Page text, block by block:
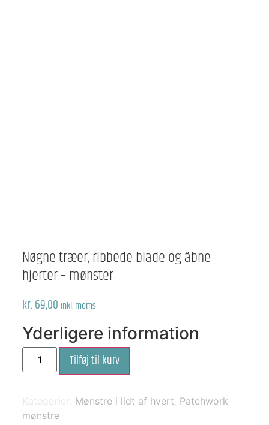
Nøgne træer, ribbede blade og åbne
hjerter – mønster
kr.69,00 Inkl. moms
Yderligere information
Nøgne
træer,
ribbede
åbne
hjerter
-
Tilføj til kurv
Kategorier: Mønstre i lidt af hvert Patchwork
mønstre